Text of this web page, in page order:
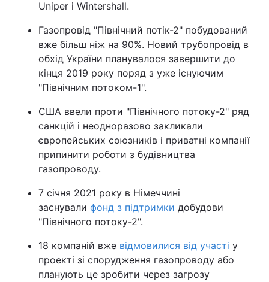
Uniper і Wintershall.
Газопровід "Північний потік-2" побудований
вже більш ніж на 90%. Новий трубопровід в
обхід України планувалося завершити до
кінця 2019 року поряд з уже існуючим
"Північним потоком-1".
США ввели проти "Північного потоку-2" ряд
санкцій і неодноразово закликали
європейських союзників і приватні компанії
припинити роботи з будівництва
газопроводу.
7 січня 2021 року в Німеччині
заснували фонд з підтримки добудови
"Північного потоку-2".
18 компаній вже відмовилися від участі у
проекті зі спорудження газопроводу або
планують це зробити через загрозу